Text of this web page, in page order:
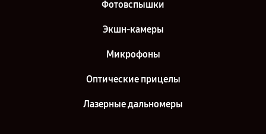
Фотовспышки
Экшн-камеры
Микрофоны
Оптические прицелы
Лазерные дальномеры